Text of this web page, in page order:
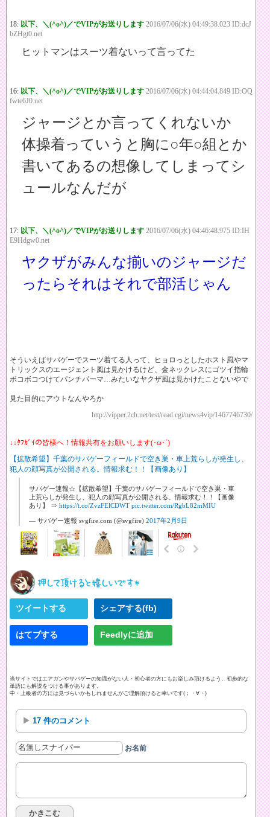
18: 以下、＼(^o^)／でVIPがお送りします 2016/07/06(水) 04:49:38.023 ID:dcJ
bZHgt0.net
ヒットマンはスーツ着ないって言ってた
16: 以下、＼(^o^)／でVIPがお送りします 2016/07/06(水) 04:44:04.849 ID:OQ
fwte6J0.net
ジャージとか言ってくれないか
体操着っていうと胸に○年○組とか
書いてあるの想像してしまってシ
ュールなんだが
17: 以下、＼(^o^)／でVIPがお送りします 2016/07/06(水) 04:46:48.975 ID:IH
E9Hdgw0.net
ヤクザがみんな揃いのジャージだ
ったらそれはそれで部活じゃん
そういえばサバゲーでスーツ着てる人って、ヒョロっとしたホスト風やマ
トリックスのエージェント風は見かけるけど、金ネックレスにゴツイ指輪
ボコボコつけてパンチパーマ…みたいなヤクザ風は見かけたことないやで
見た目的にアウトなんやろか
http://vipper.2ch.net/test/read.cgi/news4vip/1467746730/
↓↓ﾀﾌｶﾞｲの皆様へ！情報共有をお願いします(･ω･´)
【拡散希望】千葉のサバゲーフィールドで空き巣・車上荒らしが発生し、
犯人の顔写真が公開される。情報求む！！【画像あり】
サバゲー速報☆【拡散希望】千葉のサバゲーフィールドで空き巣・車
上荒らしが発生し、犯人の顔写真が公開される。情報求む！！【画像
あり】 ⇒ https://t.co/ZvzFElCDWT pic.twitter.com/RgbL82mMIU
— サバゲー速報 svgfire.com (@svgfire) 2017年2月9日
ツイートする シェアする(fb)
はてブする Feedlyに追加
当サイトではエアガンやサバゲーの知識がない人・初心者の方にもお楽しみ頂けるよう、初歩的な
単語にも解説をつける事があります。
中・上級者の方には見づらいかもしれませんがご理解頂けると幸いです(；・∀・)
17 件のコメント
お名前